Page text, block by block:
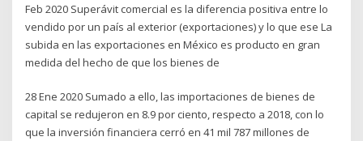
Feb 2020 Superávit comercial es la diferencia positiva entre lo
vendido por un país al exterior (exportaciones) y lo que ese La
subida en las exportaciones en México es producto en gran
medida del hecho de que los bienes de
28 Ene 2020 Sumado a ello, las importaciones de bienes de
capital se redujeron en 8.9 por ciento, respecto a 2018, con lo
que la inversión financiera cerró en 41 mil 787 millones de